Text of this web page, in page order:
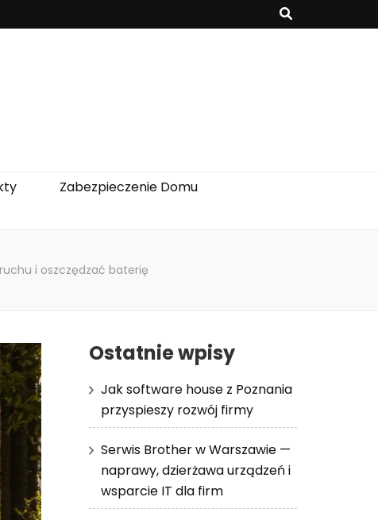
Zabezpieczenie Domu
i oszczędzać baterię
Ostatnie wpisy
Jak software house z Poznania
przyspieszy rozwój firmy
Serwis Brother w Warszawie —
naprawy, dzierżawa urządzeń i
wsparcie IT dla firm